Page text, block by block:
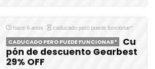
hace 6 anos caducado pero puede funcionar*
CADUCADO PERO PUEDE FUNCIONAR*
Cu
pón de descuento Gearbest
29% OFF